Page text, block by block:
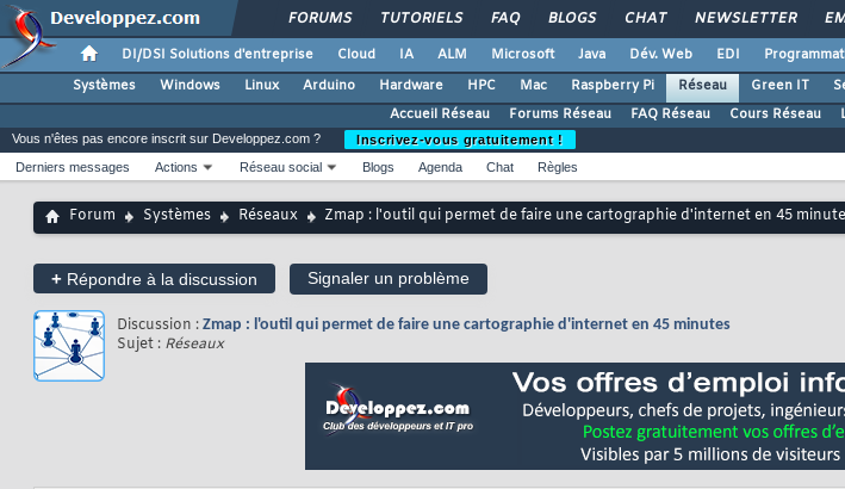
FORUMS TUTORIELS FAQ BLOGS CHAT NEWSLETTER
DI/DSI Solutions d'entreprise Cloud IA ALM Microsoft Java Dév. Web EDI
Systèmes
Windows Linux Arduino Hardware HPC Mac Raspberry Pi Réseau Green IT
Accueil Réseau
Forums Réseau FAQ Réseau Cours Réseau
Vous n'êtes pas encore inscrit sur Developpez.com ?
Inscrivez-vous gratuitement !
Derniers messages
Actions Réseau social Blogs Agenda Chat Règles
Forum Systèmes Réseaux Zmap : l'outil qui permet de faire une cartographie d'internet en 45
+ Répondre à la discussion Signaler un problème
Discussion : Zmap : l'outil qui permet de faire une cartographie d'internet en 45 minutes
Sujet : Réseaux